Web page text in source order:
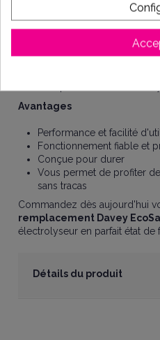
Type : cellules en ligne
Taux de salinité min : 3 g/L
Dimensions cellule : L250
Avantages
Performance et facilité
Fonctionnement fiable et
Conçue pour durer
Vous permet de profiter
sans tracas
Commandez dès aujourd'hui
remplacement Davey
électrolyseur en parfait état de
Détails du produit